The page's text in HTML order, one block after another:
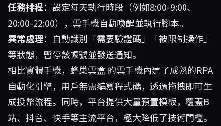
任務排程：設定每天執行時段（例如8:00-9:00、
20:00-22:00），雲手機自動喚醒並執行腳本。
異常處理：自動識別「需要驗證碼」「被限制操作」
等狀態，暫停該帳號並發送通知。
相比實體手機， 蜂巢雲盒的雲手機內建了成熟的RPA
自動化引擎，用戶無需編寫程式碼，透過拖拽即可生
成投幣流程。同時，平台提供大量預置模板，覆蓋B
站、抖音、快手等主流平台，極大降低了技術門檻。